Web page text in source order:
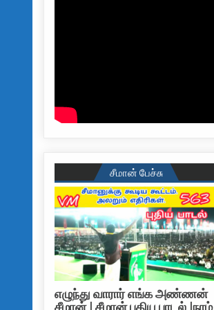
சீமான் பேச்சு
எழுந்து வாரார் எங்க அண்ணன்
சீமான் | சீமான் புதிய பாடல் |நாம்